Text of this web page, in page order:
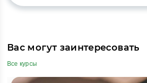
Вас могут заинтересовать
Все курсы